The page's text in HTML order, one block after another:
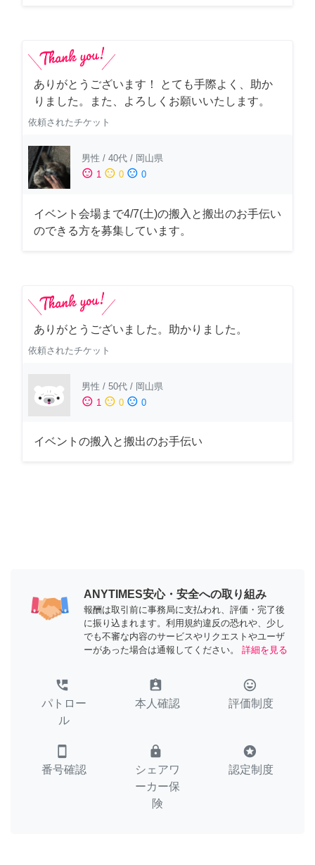
ありがとうございます！ とても手際よく、助か
りました。また、よろしくお願いいたします。
依頼されたチケット
男性 / 40代 / 岡山県
sentiment_satisfied 1 sentiment_neutral 0 sentiment_dissatisfied 0
イベント会場まで4/7(土)の搬入と搬出のお手伝い
のできる方を募集しています。
ありがとうございました。助かりました。
依頼されたチケット
男性 / 50代 / 岡山県
sentiment_satisfied 1 sentiment_neutral 0 sentiment_dissatisfied 0
イベントの搬入と搬出のお手伝い
ANYTIMES安心・安全への取り組み
報酬は取引前に事務局に支払われ、評価・完了後
に振り込まれます。利用規約違反の恐れや、少し
でも不審な内容のサービスやリクエストやユーザ
ーがあった場合は通報してください。
詳細を見る
perm_phone_msg
パトロー
ル
assignment_ind
本人確認
tag_faces
評価制度
smartphone
番号確認
lock
シェアワ
ーカー保
険
stars
認定制度